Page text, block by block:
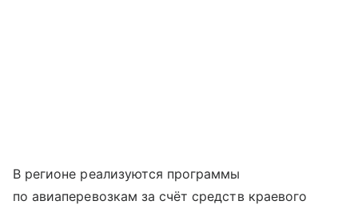
В регионе реализуются программы
по авиаперевозкам за счёт средств краевого